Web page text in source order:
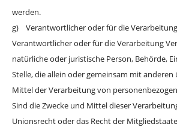
werden.
g) Verantwortlicher oder für die
Verantwortlicher oder für die Verarbeitung
natürliche oder juristische Person, Behörde,
Stelle, die allein oder gemeinsam mit anderen
Mittel der Verarbeitung von
Sind die Zwecke und Mittel dieser
Unionsrecht oder das Recht der